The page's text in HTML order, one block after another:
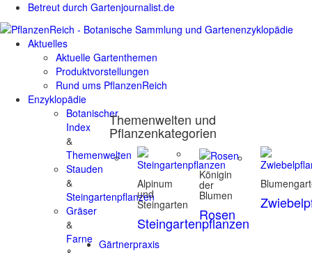
Betreut durch Gartenjournalist.de
Aktuelles
Aktuelle Gartenthemen
Produktvorstellungen
Rund ums PflanzenReich
Enzyklopädie
Botanischer
Index
&
Themenwelten
Stauden
&
Steingartenpflanzen
Gräser
&
Farne
Themenwelten und
Pflanzenkategorien
Alpinum
und
Steingarten
Steingartenpflanzen
Königin
der
Blumen
Rosen
Gärtnerpraxis